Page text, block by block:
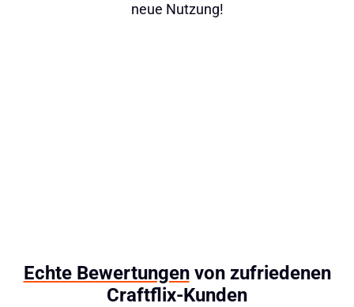
neue Nutzung!
Echte Bewertungenvon zufriedenen
Craftflix-Kunden